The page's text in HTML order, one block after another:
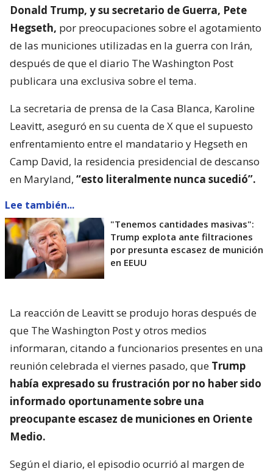
Donald Trump, y su secretario de Guerra, Pete
Hegseth, por preocupaciones sobre el agotamiento
de las municiones utilizadas en la guerra con Irán,
después de que el diario The Washington Post
publicara una exclusiva sobre el tema.
La secretaria de prensa de la Casa Blanca, Karoline
Leavitt, aseguró en su cuenta de X que el supuesto
enfrentamiento entre el mandatario y Hegseth en
Camp David, la residencia presidencial de descanso
en Maryland, “esto literalmente nunca sucedió”.
Lee también...
"Tenemos cantidades masivas":
Trump explota ante filtraciones
por presunta escasez de munición
en EEUU
La reacción de Leavitt se produjo horas después de
que The Washington Post y otros medios
informaran, citando a funcionarios presentes en una
reunión celebrada el viernes pasado, que Trump
había expresado su frustración por no haber sido
informado oportunamente sobre una
preocupante escasez de municiones en Oriente
Medio.
Según el diario, el episodio ocurrió al margen de